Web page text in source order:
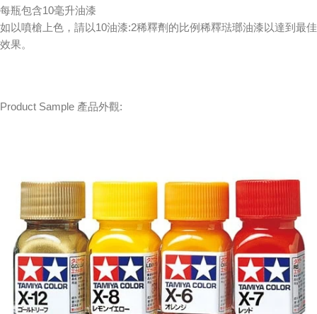
每瓶包含10毫升油漆
如以噴槍上色，請以10油漆:2稀釋劑的比例稀釋琺瑯油漆以達到最佳
效果。
Product Sample 產品外觀: